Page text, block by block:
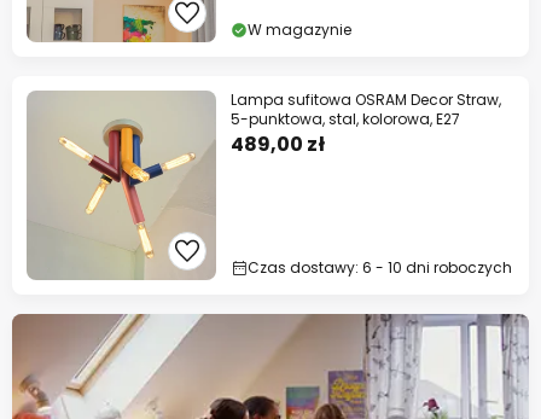
W magazynie
Lampa sufitowa OSRAM Decor Straw,
5-punktowa, stal, kolorowa, E27
489,00 zł
Czas dostawy: 6 - 10 dni roboczych